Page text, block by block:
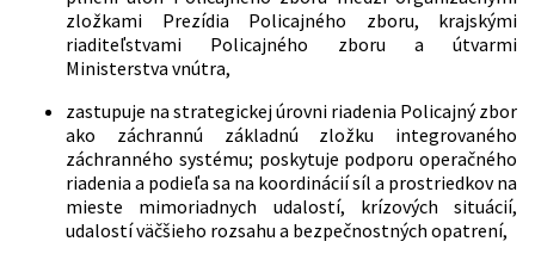
zložkami Prezídia Policajného zboru, krajskými
riaditeľstvami Policajného zboru a útvarmi
Ministerstva vnútra,
zastupuje na strategickej úrovni riadenia Policajný zbor
ako záchrannú základnú zložku integrovaného
záchranného systému; poskytuje podporu operačného
riadenia a podieľa sa na koordinácií síl a prostriedkov na
mieste mimoriadnych udalostí, krízových situácií,
udalostí väčšieho rozsahu a bezpečnostných opatrení,